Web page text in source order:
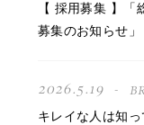
【 採用募集 】
募集のお知らせ」
2026.5.19
キレイな人は知